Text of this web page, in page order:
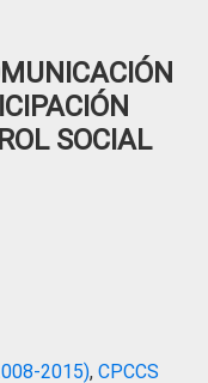
SOCIAL
2015), CPCCS